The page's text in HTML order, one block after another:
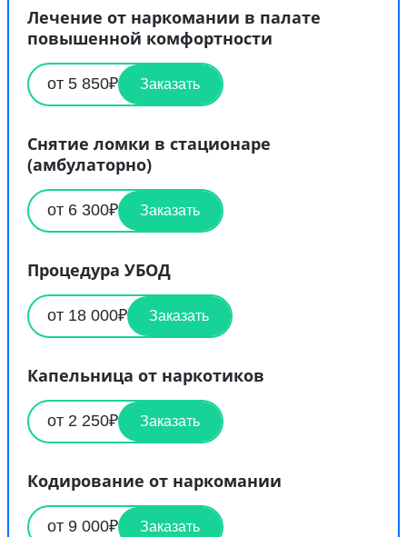
Лечение от наркомании в палате
повышенной комфортности
от 5 850₽ Заказать
Снятие ломки в стационаре
(амбулаторно)
от 6 300₽ Заказать
Процедура УБОД
от 18 000₽ Заказать
Капельница от наркотиков
от 2 250₽ Заказать
Кодирование от наркомании
от 9 000₽ Заказать